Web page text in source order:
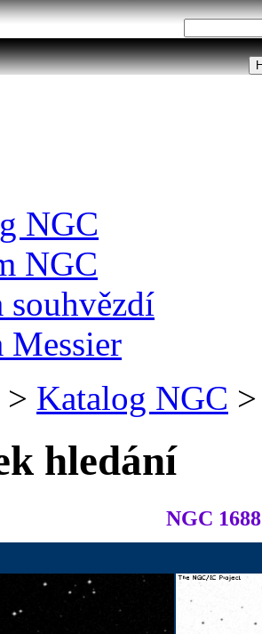
NGC
NGC
souhvězdí
Messier
> Katalog NGC >
hledání
NGC 1688